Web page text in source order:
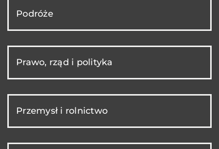
Podróże
Prawo, rząd i polityka
Przemysł i rolnictwo